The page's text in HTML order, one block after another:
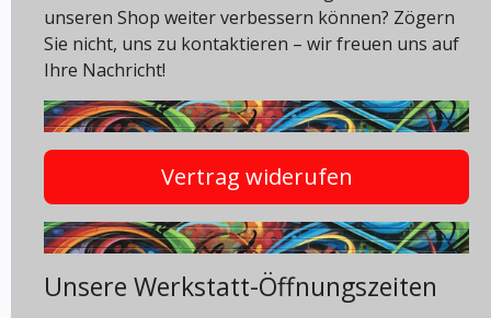
unseren Shop weiter verbessern können? Zögern
Sie nicht, uns zu kontaktieren – wir freuen uns auf
Ihre Nachricht!
Vertrag widerufen
Unsere Werkstatt-Öffnungszeiten